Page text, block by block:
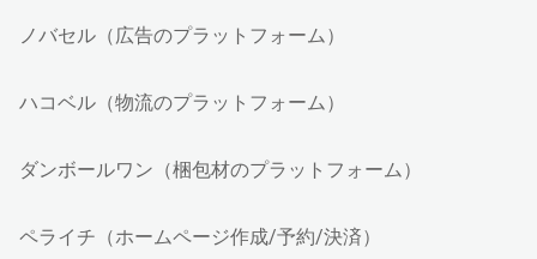
ノバセル（広告のプラットフォーム）
ハコベル（物流のプラットフォーム）
ダンボールワン（梱包材のプラットフォーム）
ペライチ（ホームページ作成/予約/決済）